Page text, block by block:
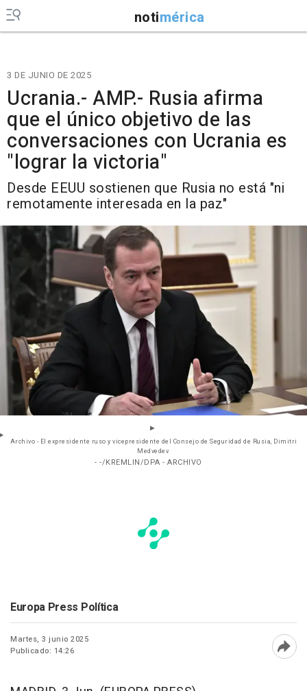
notimérica
3 DE JUNIO DE 2025
Ucrania.- AMP.- Rusia afirma
que el único objetivo de las
conversaciones con Ucrania es
"lograr la victoria"
Desde EEUU sostienen que Rusia no está "ni
remotamente interesada en la paz"
Archivo - El expresidente ruso y vicepresidente del Consejo de Seguridad de Rusia, Dimitri
Medvedev.
- -/KREMLIN/DPA - ARCHIVO
Europa Press Política
Martes, 3 junio 2025
Publicado: 14:26